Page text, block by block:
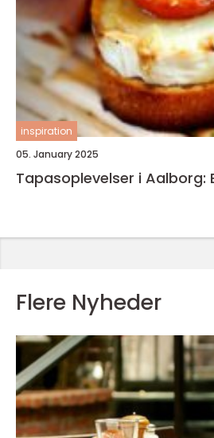
inspiration
05. January 2025
Tapasoplevelser i Aalborg:
Flere Nyheder